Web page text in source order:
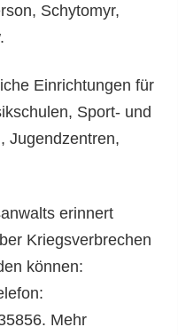
Schytomyr,
Einrichtungen für
Sport- und
Jugendzentren,
erinnert
Kriegsverbrechen
können:
Mehr